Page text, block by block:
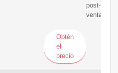
post-
venta.
Obtén
el
precio